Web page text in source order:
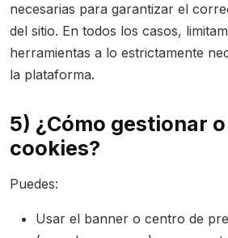
necesarias para garantizar el
del sitio. En todos los casos,
herramientas a lo estrictamente
la plataforma.
5) ¿Cómo gestionar
cookies?
Puedes:
Usar el banner o centro de